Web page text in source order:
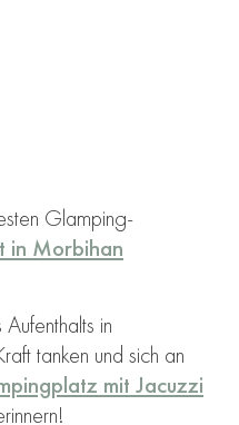
in
tanken und sich an
mit Jacuzzi
Glamping-
in Morbihan